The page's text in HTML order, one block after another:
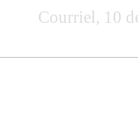
Courriel, 10